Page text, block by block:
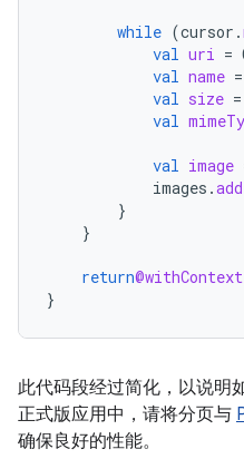
while (cursor .
val uri =
val name =
val size =
val
val image
images .add
}
}
return@withContext
}
此代码段经过简化，以说明
正式版应用中，请将分页与
确保良好的性能。